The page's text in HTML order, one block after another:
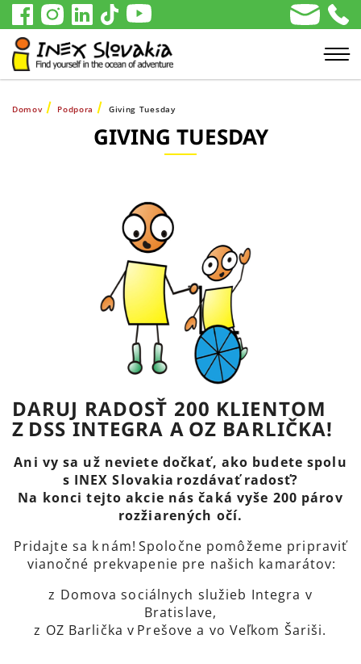
Domov Podpora Giving Tuesday
GIVING TUESDAY
DARUJ RADOSŤ 200 KLIENTOM
Z DSS INTEGRA A OZ BARLIČKA!
Ani vy sa už neviete dočkať, ako budete spolu
s INEX Slovakia rozdávať radosť?
Na konci tejto akcie nás čaká vyše 200 párov
rozžiarených očí.
Pridajte sa k nám! Spoločne pomôžeme pripraviť
vianočné prekvapenie pre našich kamarátov:
z Domova sociálnych služieb Integra v
Bratislave,
z OZ Barlička v Prešove a vo Veľkom Šariši.